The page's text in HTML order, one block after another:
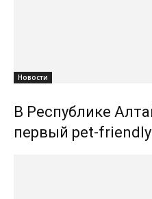
Новости
В Республике
первый pet-